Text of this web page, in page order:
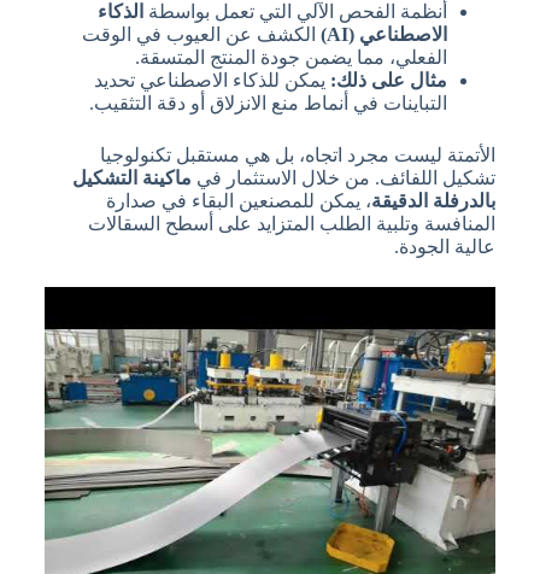
أنظمة الفحص الآلي التي تعمل بواسطة الذكاء
الاصطناعي (AI)
الكشف عن العيوب في الوقت
الفعلي، مما يضمن جودة المنتج المتسقة.
مثال على ذلك: يمكن للذكاء الاصطناعي تحديد
التباينات في أنماط منع الانزلاق أو دقة التثقيب.
الأتمتة ليست مجرد اتجاه، بل هي مستقبل تكنولوجيا
تشكيل اللفائف. من خلال الاستثمار في ماكينة التشكيل
بالدرفلة الدقيقة، يمكن للمصنعين البقاء في صدارة
المنافسة وتلبية الطلب المتزايد على أسطح السقالات
عالية الجودة.